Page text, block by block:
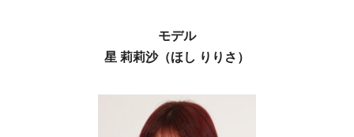
モデル
星 莉莉沙（ほし りりさ）